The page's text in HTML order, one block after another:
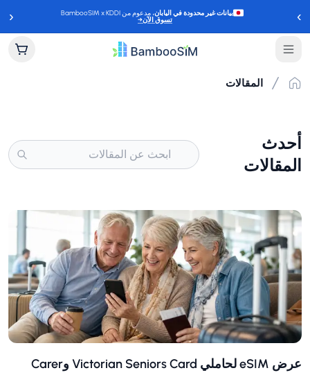
‹ بيانات غير محدودة في اليابان، مدعوم من BambooSIM x KDDI
تسوق الآن→ ›
المقالات
أحدث
المقالات
عرض eSIM لحاملي Victorian Seniors Card وCarer